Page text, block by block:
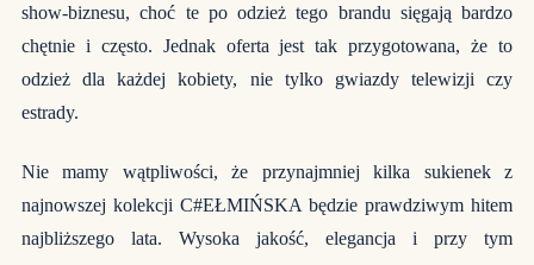
show-biznesu, choć te po odzież tego brandu sięgają bardzo
chętnie i często. Jednak oferta jest tak przygotowana, że to
odzież dla każdej kobiety, nie tylko gwiazdy telewizji czy
estrady.
Nie mamy wątpliwości, że przynajmniej kilka sukienek z
najnowszej kolekcji C#EŁMIŃSKA będzie prawdziwym hitem
najbliższego lata. Wysoka jakość, elegancja i przy tym